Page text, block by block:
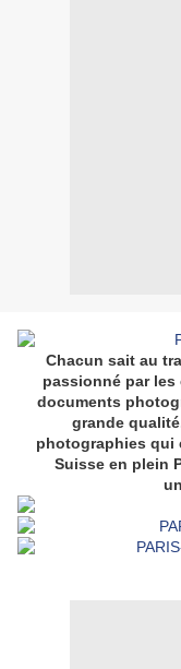
Chacun sait au
passionné par
documents
grande
photographies qui
Suisse en plein